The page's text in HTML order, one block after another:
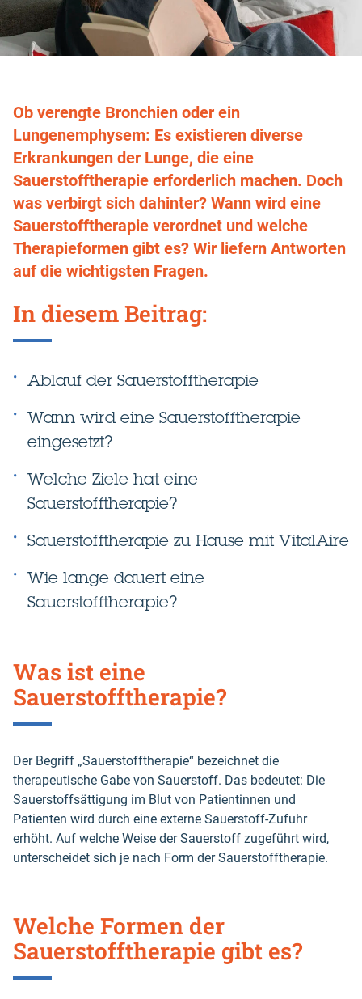
Ob verengte Bronchien oder ein
Lungenemphysem: Es existieren diverse
Erkrankungen der Lunge, die eine
Sauerstofftherapie erforderlich machen. Doch
was verbirgt sich dahinter? Wann wird eine
Sauerstofftherapie verordnet und welche
Therapieformen gibt es? Wir liefern Antworten
auf die wichtigsten Fragen.
In diesem Beitrag:
Ablauf der Sauerstofftherapie
Wann wird eine Sauerstofftherapie
eingesetzt?
Welche Ziele hat eine
Sauerstofftherapie?
Sauerstofftherapie zu Hause mit VitalAire
Wie lange dauert eine
Sauerstofftherapie?
Was ist eine
Sauerstofftherapie?
Der Begriff „Sauerstofftherapie“ bezeichnet die
therapeutische Gabe von Sauerstoff. Das bedeutet: Die
Sauerstoffsättigung im Blut von Patientinnen und
Patienten wird durch eine externe Sauerstoff-Zufuhr
erhöht. Auf welche Weise der Sauerstoff zugeführt wird,
unterscheidet sich je nach Form der Sauerstofftherapie.
Welche Formen der
Sauerstofftherapie gibt es?